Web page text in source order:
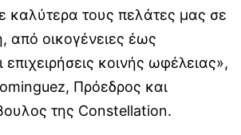
καλύτερα τους πελάτες μας σε
από οικογένειες έως
επιχειρήσεις κοινής ωφέλειας»,
Πρόεδρος και
της Constellation.